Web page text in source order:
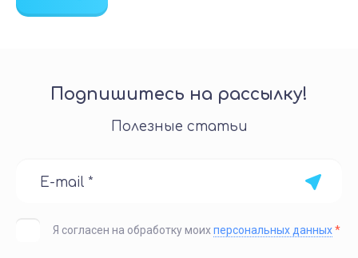
Подпишитесь на рассылку!
Полезные статьи
Я согласен на обработку моихперсональных данных*